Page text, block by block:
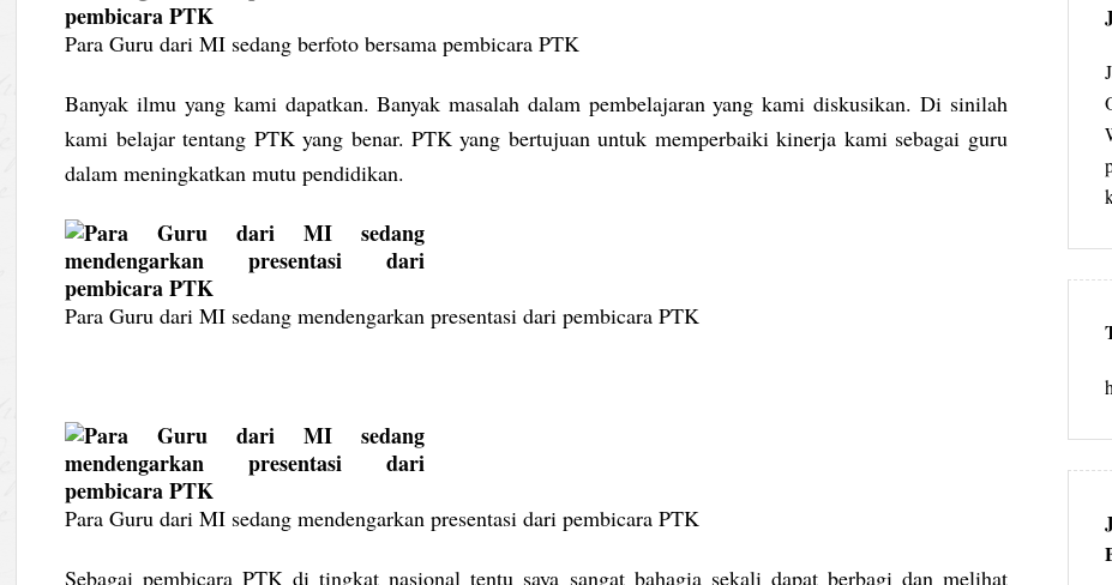
Para Guru dari MI sedang berfoto bersama pembicara PTK
Banyak ilmu yang kami dapatkan. Banyak masalah dalam pembelajaran yang kami diskusikan. Di sinilah
kami belajar tentang PTK yang benar. PTK yang bertujuan untuk memperbaiki kinerja kami sebagai guru
dalam meningkatkan mutu pendidikan.
Para Guru dari MI sedang mendengarkan presentasi dari pembicara PTK
Para Guru dari MI sedang mendengarkan presentasi dari pembicara PTK
Sebagai pembicara PTK di tingkat nasional tentu saya sangat bahagia sekali dapat berbagi dan melihat